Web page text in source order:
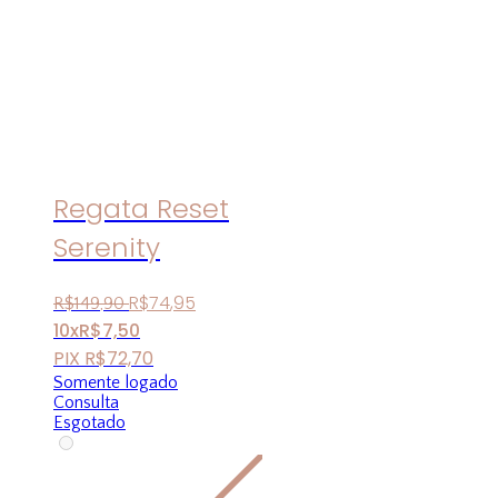
Regata Reset
Serenity
R$149,90 R$74,95
10xR$7,50
PIX R$72,70
Somente logado
Consulta
Esgotado